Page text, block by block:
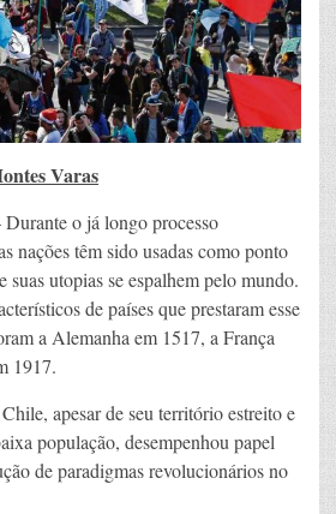
Varas
o já longo processo
nações têm sido usadas como ponto
suas utopias se espalhem pelo mundo.
de países que prestaram esse
a Alemanha em 1517, a França
1917.
apesar de seu território estreito e
população, desempenhou papel
de paradigmas revolucionários no